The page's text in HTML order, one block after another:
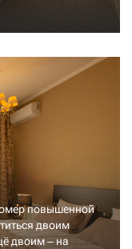
повышенной
двоим
двоим – на